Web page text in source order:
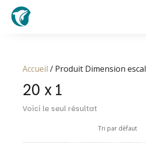
Accueil / Produit Dimension
20 x 1
Voici le seul résultat